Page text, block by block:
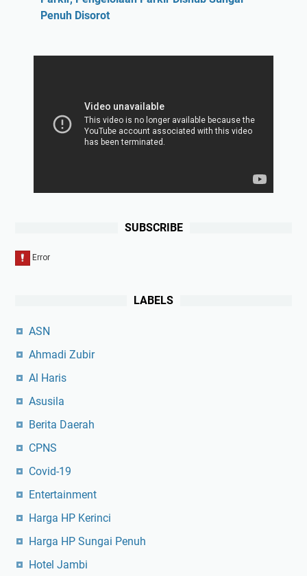
Penuh Disorot
SUBSCRIBE
LABELS
ASN
Ahmadi Zubir
Al Haris
Asusila
Berita Daerah
CPNS
Covid-19
Entertainment
Harga HP Kerinci
Harga HP Sungai Penuh
Hotel Jambi